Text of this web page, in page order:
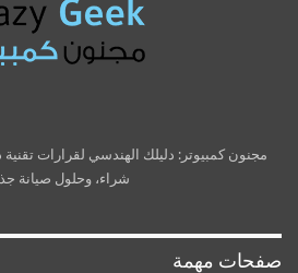
مجنون كمبيوتر: دليلك الهندسي لقرارات تقنية
شراء، وحلول صيانة
صفحات مهمة